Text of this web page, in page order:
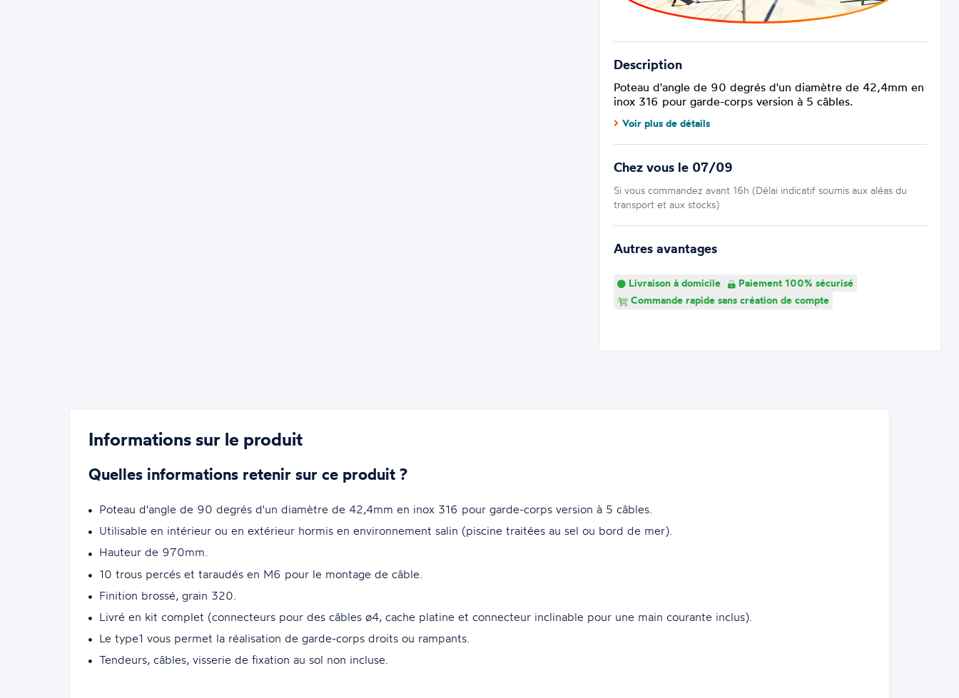
Description
Poteau d'angle de 90 degrés d'un diamètre de 42,4mm en
inox 316 pour garde-corps version à 5 câbles.
Voir plus de détails
Chez vous le 07/09
Si vous commandez avant 16h (Délai indicatif soumis aux aléas du
transport et aux stocks)
Autres avantages
Livraison à domicile
Paiement 100% sécurisé
Commande rapide sans création de compte
Informations sur le produit
Quelles informations retenir sur ce produit ?
Poteau d'angle de 90 degrés d'un diamètre de 42,4mm en inox 316 pour garde-corps version à 5 câbles.
Utilisable en intérieur ou en extérieur hormis en environnement salin (piscine traitées au sel ou bord de mer).
Hauteur de 970mm.
10 trous percés et taraudés en M6 pour le montage de câble.
Finition brossé, grain 320.
Livré en kit complet (connecteurs pour des câbles ø4, cache platine et connecteur inclinable pour une main courante inclus).
Le type1 vous permet la réalisation de garde-corps droits ou rampants.
Tendeurs, câbles, visserie de fixation au sol non incluse.